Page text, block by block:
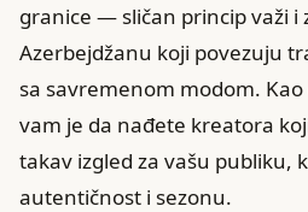
granice — sličan princip važi i
Azerbejdžanu koji povezuju
sa savremenom modom. Kao
vam je da nađete kreatora
takav izgled za vašu publiku,
autentičnost i sezonu.